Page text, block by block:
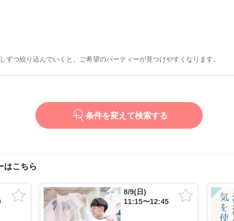
つ絞り込んでいくと、ご希望のパーティーが見つけやすくなります。
条件を変えて検索する
はこちら
8/9(日)
11:15〜12:45